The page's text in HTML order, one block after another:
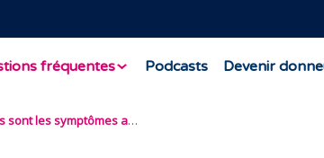
fréquentes Podcasts Devenir
Quels sont les symptômes annonciateurs de l’accouchement ?